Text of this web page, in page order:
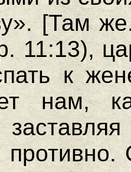
[Там
11:13),
к
нам,